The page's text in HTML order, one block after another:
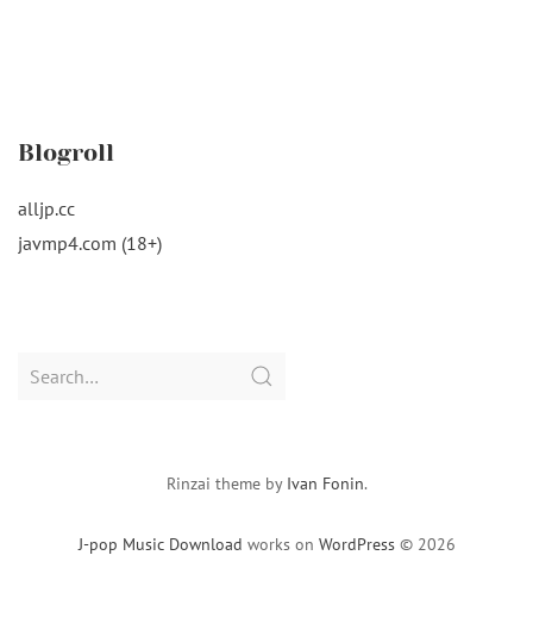
Blogroll
alljp.cc
javmp4.com (18+)
Search
J-pop Music Download works on WordPress © 2026
Rinzai theme by Ivan Fonin.